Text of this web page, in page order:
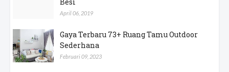
April 06, 2019
Gaya Terbaru 73+ Ruang Tamu Outdoor
Sederhana
Februari 09, 2023